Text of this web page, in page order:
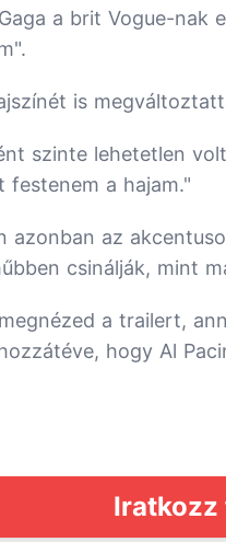
a brit Vogue-nak
is
szinte lehetetlen
festenem a hajam."
azonban az
csinálják, mint
a trailert,
hogy Al
Iratkozz